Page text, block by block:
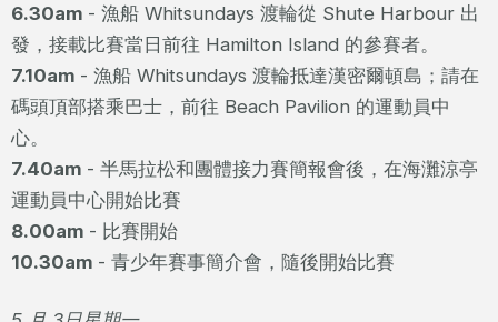
6.30am - 漁船 Whitsundays 渡輪從 Shute Harbour 出
發，接載比賽當日前往 Hamilton Island 的參賽者。
7.10am - 漁船 Whitsundays 渡輪抵達漢密爾頓島；請在
碼頭頂部搭乘巴士，前往 Beach Pavilion 的運動員中
心。
7.40am - 半馬拉松和團體接力賽簡報會後，在海灘涼亭
運動員中心開始比賽
8.00am - 比賽開始
10.30am - 青少年賽事簡介會，隨後開始比賽